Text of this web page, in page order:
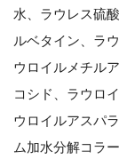
水、ラウレス硫
ルベタイン、ラ
ウロイルメチル
コシド、ラウロ
ウロイルアスパ
ム加水分解コラ